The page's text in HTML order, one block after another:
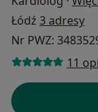
Łódź 3 adresy
Nr PWZ:
11